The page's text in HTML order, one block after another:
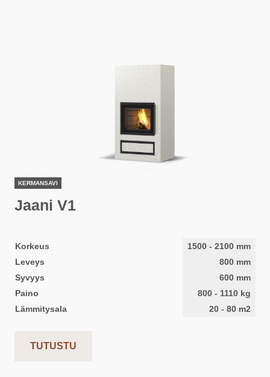
KERMANSAVI
Jaani V1
Korkeus 1500 - 2100 mm
Leveys
800 mm
Syvyys
600 mm
Paino
800 - 1110 kg
Lämmitysala
20 - 80 m2
TUTUSTU